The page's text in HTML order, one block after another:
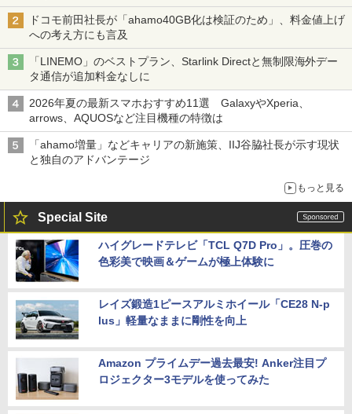
ドコモ前田社長が「ahamo40GB化は検証のため」、料金値上げ
への考え方にも言及
「LINEMO」のベストプラン、Starlink Directと無制限海外デー
タ通信が追加料金なしに
2026年夏の最新スマホおすすめ11選 GalaxyやXperia、
arrows、AQUOSなど注目機種の特徴は
「ahamo増量」などキャリアの新施策、IIJ谷脇社長が示す現状
と独自のアドバンテージ
もっと見る
Special Site
ハイグレードテレビ「TCL Q7D Pro」。圧巻の
色彩美で映画＆ゲームが極上体験に
レイズ鍛造1ピースアルミホイール「CE28 N-p
lus」軽量なままに剛性を向上
Amazon プライムデー過去最安! Anker注目プ
ロジェクター3モデルを使ってみた